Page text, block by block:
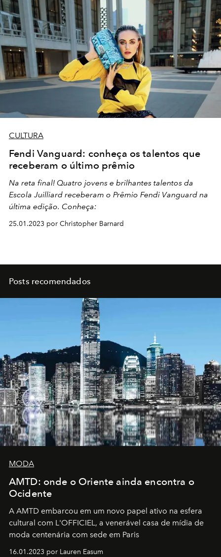
CULTURA
Fendi Vanguard: conheça os talentos que
receberam o último prêmio
Na reta final! Quatro jovens e brilhantes talentos da
Escola Juilliard receberam o Prêmio Fendi Vanguard na
última edição. Conheça:
25.01.2023 por Christopher Barnard
Posts recomendados
MODA
AMTD: onde o Oriente ainda encontra o
Ocidente
A AMTD embarcou em um novo papel ativo na esfera
cultural com L'OFFICIEL, a venerável casa de mídia de
moda centenária com sede em Paris
16.01.2023 por Lauren Easum